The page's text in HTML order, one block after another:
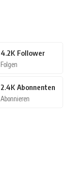
4.2K Follower
Folgen
2.4K Abonnenten
Abonnieren